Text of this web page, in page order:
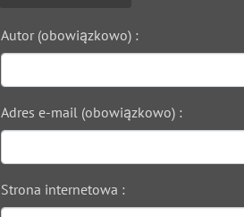
Autor (obowiązkowo) :
Adres e-mail (obowiązkowo) :
Strona internetowa :